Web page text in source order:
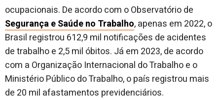
ocupacionais. De acordo com o Observatório de
Segurança e Saúde no Trabalho, apenas em 2022, o
Brasil registrou 612,9 mil notificações de acidentes
de trabalho e 2,5 mil óbitos. Já em 2023, de acordo
com a Organização Internacional do Trabalho e o
Ministério Público do Trabalho, o país registrou mais
de 20 mil afastamentos previdenciários.